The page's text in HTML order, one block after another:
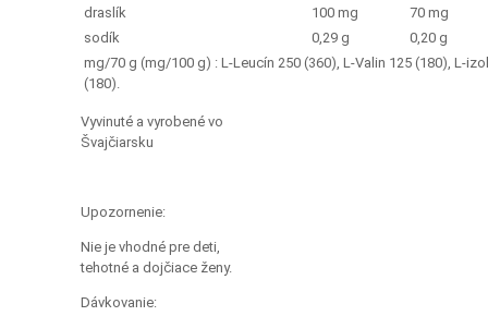
draslík
100 mg
70 mg
sodík
0,29 g
0,20 g
mg/70 g (mg/100 g) : L-Leucín 250 (360), L-Valin 125 (180), L-
(180).
Vyvinuté a vyrobené vo
Švajčiarsku
Upozornenie:
Nie je vhodné pre deti,
tehotné a dojčiace ženy.
Dávkovanie: